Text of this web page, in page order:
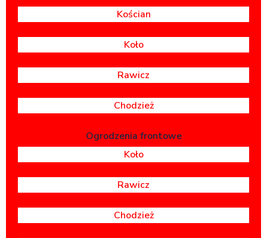
Kościan
Koło
Rawicz
Chodzież
Ogrodzenia frontowe
Koło
Rawicz
Chodzież